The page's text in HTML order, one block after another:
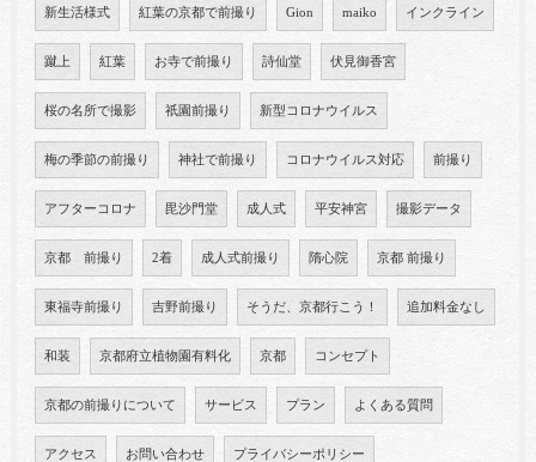
新生活様式 紅葉の京都で前撮り Gion maiko インクライン
蹴上 紅葉 お寺で前撮り 詩仙堂 伏見御香宮
桜の名所で撮影 祇園前撮り 新型コロナウイルス
梅の季節の前撮り 神社で前撮り コロナウイルス対応 前撮り
アフターコロナ 毘沙門堂 成人式 平安神宮 撮影データ
京都 前撮り 2着 成人式前撮り 隋心院 京都 前撮り
東福寺前撮り 吉野前撮り そうだ、京都行こう！ 追加料金なし
和装 京都府立植物園有料化 京都 コンセプト
京都の前撮りについて サービス プラン よくある質問
アクセス お問い合わせ プライバシーポリシー